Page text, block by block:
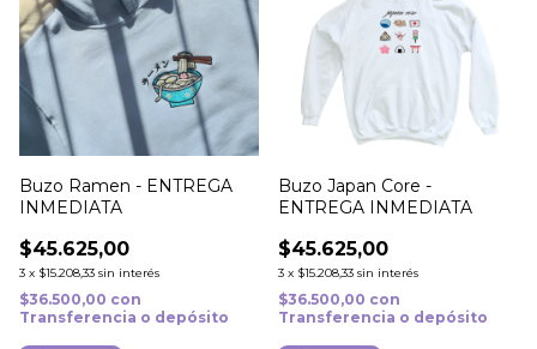
Buzo Ramen - ENTREGA
INMEDIATA
$45.625,00
3 x $15.208,33 sin interés
$36.500,00 con
Transferencia o depósito
Buzo Japan Core -
ENTREGA INMEDIATA
$45.625,00
3 x $15.208,33 sin interés
$36.500,00 con
Transferencia o depósito